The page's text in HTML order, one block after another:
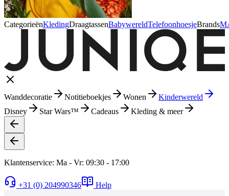
CategorieënKledingDraagtassenBabywereldTelefoonhoesjeBrands
Wanddecoratie Notitieboekjes Wonen
Kinderwereld
Disney
Star Wars™ Cadeaus Kleding & meer
Klantenservice: Ma - Vr: 09:30 - 17:00
+31 (0) 204990346 Help